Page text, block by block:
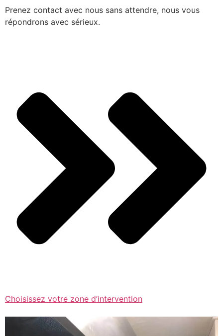
Prenez contact avec nous sans attendre, nous vous
répondrons avec sérieux.
Choisissez votre zone d’intervention